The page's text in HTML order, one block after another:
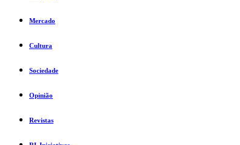
Mercado
Cultura
Sociedade
Opinião
Revistas